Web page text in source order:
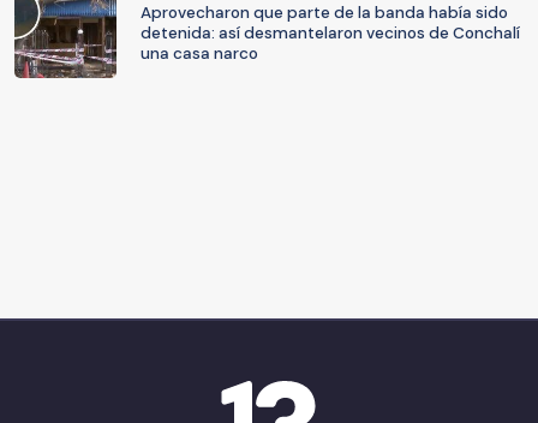
Aprovecharon que parte de la banda había sido
detenida: así desmantelaron vecinos de Conchalí
una casa narco